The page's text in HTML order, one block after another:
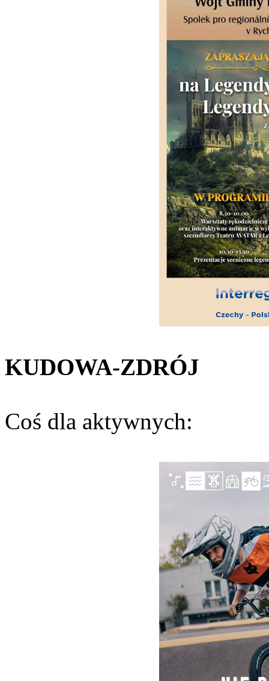
KUDOWA-ZDRÓJ
Coś dla aktywnych: